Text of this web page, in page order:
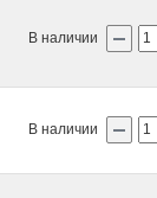
В наличии
В наличии